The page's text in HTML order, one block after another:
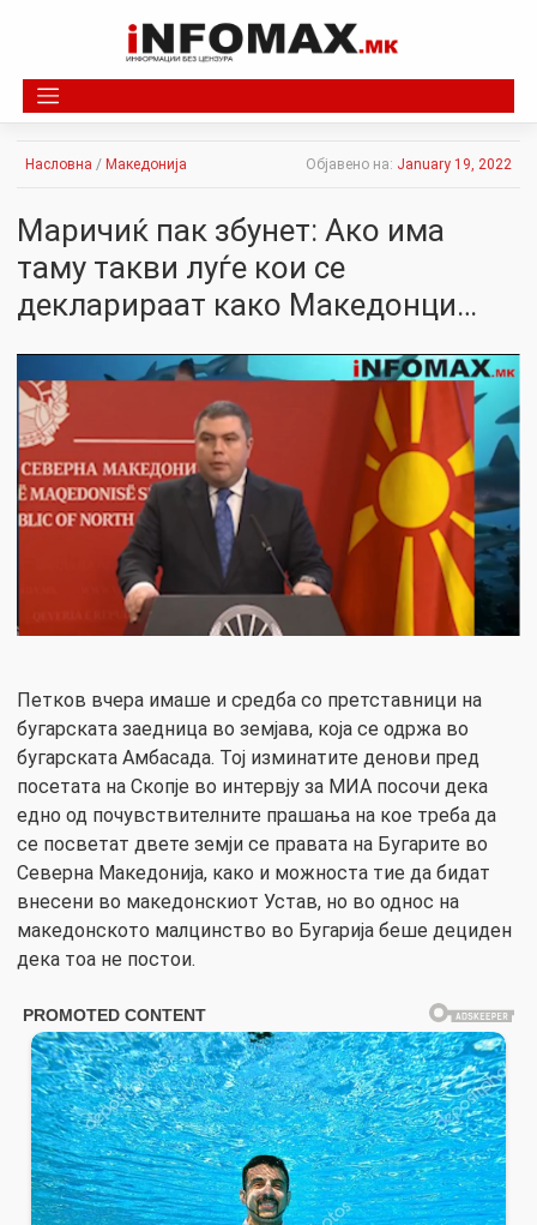
Насловна / Македонија Објавено на: January 19, 2022
Маричиќ пак збунет: Ако има
таму такви луѓе кои се
декларираат како Македонци…
Петков вчера имаше и средба со претставници на
бугарската заедница во земјава, која се одржа во
бугарската Амбасада. Тој изминатите денови пред
посетата на Скопје во интервју за МИА посочи дека
едно од почувствителните прашања на кое треба да
се посветат двете земји се правата на Бугарите во
Северна Македонија, како и можноста тие да бидат
внесени во македонскиот Устав, но во однос на
македонското малцинство во Бугарија беше дециден
дека тоа не постои.